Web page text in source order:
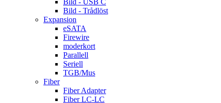
Bild - USB C
Bild - Trådlöst
Expansion
eSATA
Firewire
moderkort
Parallell
Seriell
TGB/Mus
Fiber
Fiber Adapter
Fiber LC-LC